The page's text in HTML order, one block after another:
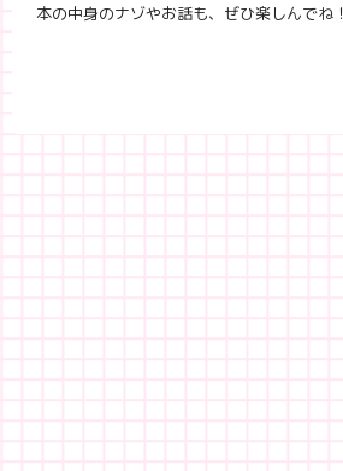
本の中身のナゾやお話も、ぜひ楽しんでね！